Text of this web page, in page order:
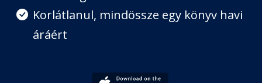
Korlátlanul, mindössze egy könyv havi
áráért